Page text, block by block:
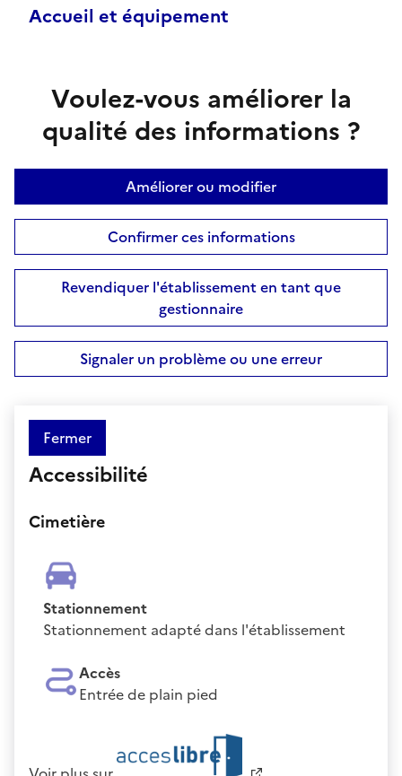
Accueil et équipement
Voulez-vous améliorer la
qualité des informations ?
Améliorer ou modifier
Confirmer ces informations
Revendiquer l'établissement en tant que
gestionnaire
Signaler un problème ou une erreur
Fermer
Accessibilité
Cimetière
Stationnement
Stationnement adapté dans l'établissement
Accès
Entrée de plain pied